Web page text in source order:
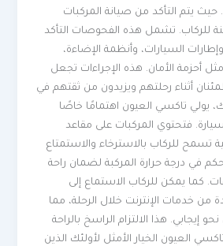
يتم التأكد من صيانة المركبات
للركاب. تشمل هذه الفحوصات التأكد
السيارات، وأنظمة الإضاءة،
أحزمة الأمان. هذه الإجراءات تجعل
أثناء رحلتهم ويزيدون من ثقتهم في
تاكسي العيون اهتمامًا خاصًا
فتحتوي المركبات على مقاعد
للركاب بالاسترخاء والاستمتاع
في درجة حرارة المركبة لضمان راحة
كما يمكن للركاب الاستماع إلى
خدمات الإنترنت خلال الرحلة، مما
هذا الالتزام الراسخ بالراحة
العيون الخيار الأمثل لأولئك الذين